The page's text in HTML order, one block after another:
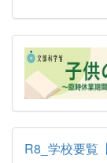
R8_学校要覧